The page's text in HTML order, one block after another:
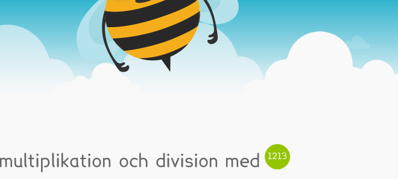
och division med